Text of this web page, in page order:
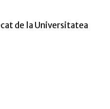
de la Universitatea